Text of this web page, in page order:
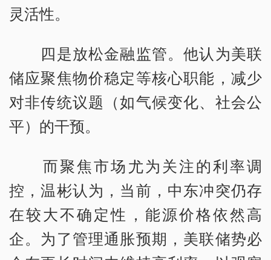
灵活性。
四是放松金融监管。他认为美联
储应聚焦物价稳定等核心职能，减少
对非传统议题（如气候变化、社会公
平）的干预。
而聚焦市场尤为关注的利率调
控，温彬认为，当前，中东冲突仍存
在较大不确定性，能源价格依然高
企。为了管理通胀预期，美联储势必